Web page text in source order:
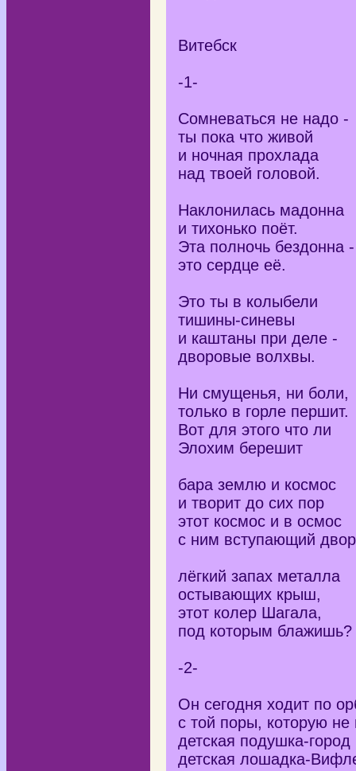
Витебск
-1-
Сомневаться не надо -
ты пока что живой
и ночная прохлада
над твоей головой.
Наклонилась мадонна
и тихонько поёт.
Эта полночь бездонна -
это сердце её.
Это ты в колыбели
тишины-синевы
и каштаны при деле -
дворовые волхвы.
Ни смущенья, ни боли,
только в горле першит.
Вот для этого что ли
Элохим берешит
бара землю и космос
и творит до сих пор
этот космос и в осмос
с ним вступающий
лёгкий запах металла
остывающих крыш,
этот колер Шагала,
под которым блажишь?
-2-
Он сегодня ходит по
с той поры, которую не
детская подушка-город
детская лошадка-